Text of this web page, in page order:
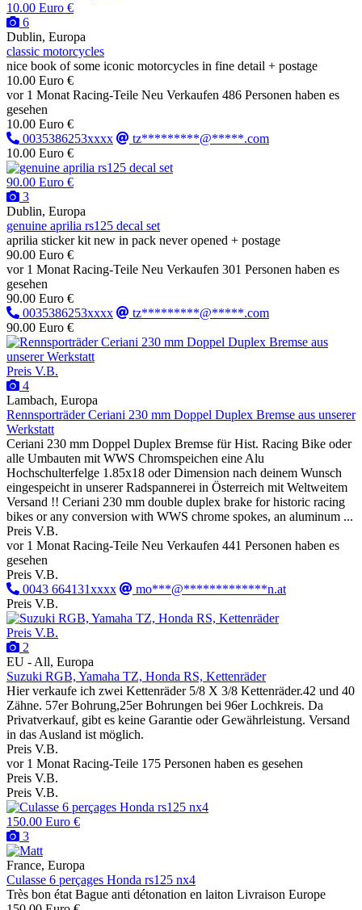
10.00 Euro €
6
Dublin, Europa
classic motorcycles
nice book of some iconic motorcycles in fine detail + postage
10.00 Euro €
vor 1 Monat Racing-Teile Neu Verkaufen 486 Personen haben es
gesehen
10.00 Euro €
0035386253xxxx
tz*********@*****.com
10.00 Euro €
90.00 Euro €
3
Dublin, Europa
genuine aprilia rs125 decal set
aprilia sticker kit new in pack never opened + postage
90.00 Euro €
vor 1 Monat Racing-Teile Neu Verkaufen 301 Personen haben es
gesehen
90.00 Euro €
0035386253xxxx
tz*********@*****.com
90.00 Euro €
Preis V.B.
4
Lambach, Europa
Rennsporträder Ceriani 230 mm Doppel Duplex Bremse aus unserer
Werkstatt
Ceriani 230 mm Doppel Duplex Bremse für Hist. Racing Bike oder
alle Umbauten mit WWS Chromspeichen eine Alu
Hochschulterfelge 1.85x18 oder Dimension nach deinem Wunsch
eingespeicht in unserer Radspannerei in Österreich mit Weltweitem
Versand !! Ceriani 230 mm double duplex brake for historic racing
bikes or any conversion with WWS chrome spokes, an aluminum ...
Preis V.B.
vor 1 Monat Racing-Teile Neu Verkaufen 441 Personen haben es
gesehen
Preis V.B.
0043 664131xxxx
mo***@*************n.at
Preis V.B.
Preis V.B.
2
EU - All, Europa
Suzuki RGB, Yamaha TZ, Honda RS, Kettenräder
Hier verkaufe ich zwei Kettenräder 5/8 X 3/8 Kettenräder.42 und 40
Zähne. 57er Bohrung,25er Bohrungen bei 96er Lochkreis. Da
Privatverkauf, gibt es keine Garantie oder Gewährleistung. Versand
in das Ausland ist möglich.
Preis V.B.
vor 1 Monat Racing-Teile 175 Personen haben es gesehen
Preis V.B.
Preis V.B.
150.00 Euro €
3
France, Europa
Culasse 6 perçages Honda rs125 nx4
Très bon état Bague anti détonation en laiton Livraison Europe